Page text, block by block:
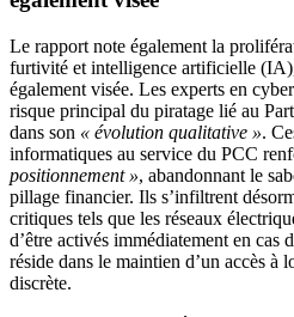
Le rapport note également la
furtivité et intelligence artificielle
également visée. Les experts en
risque principal du piratage lié au
dans son « évolution qualitative ».
informatiques au service du PCC
positionnement », abandonnant le
pillage financier. Ils s’infiltrent
critiques tels que les réseaux
d’être activés immédiatement en cas
réside dans le maintien d’un accès à
discrète.